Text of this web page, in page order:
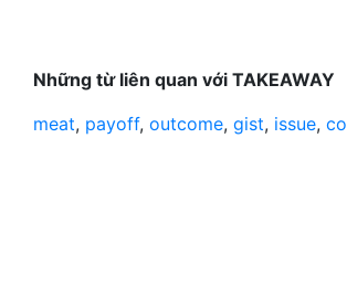
Những từ liên quan với TAKEAWAY
meat, payoff, outcome, gist, issue,